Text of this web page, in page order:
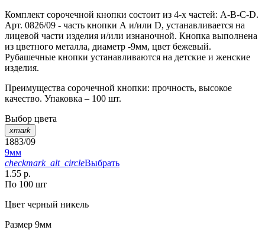
Комплект сорочечной кнопки состоит из 4-х частей: А-В-С-D.
Арт. 0826/09 - часть кнопки А и/или D, устанавливается на
лицевой части изделия и/или изнаночной. Кнопка выполнена
из цветного металла, диаметр -9мм, цвет бежевый.
Рубашечные кнопки устанавливаются на детские и женские
изделия.
Преимущества сорочечной кнопки: прочность, высокое
качество. Упаковка – 100 шт.
Выбор цвета
xmark
1883/09
9мм
checkmark_alt_circleВыбрать
1.55 р.
По 100 шт
Цвет черный никель
Размер 9мм